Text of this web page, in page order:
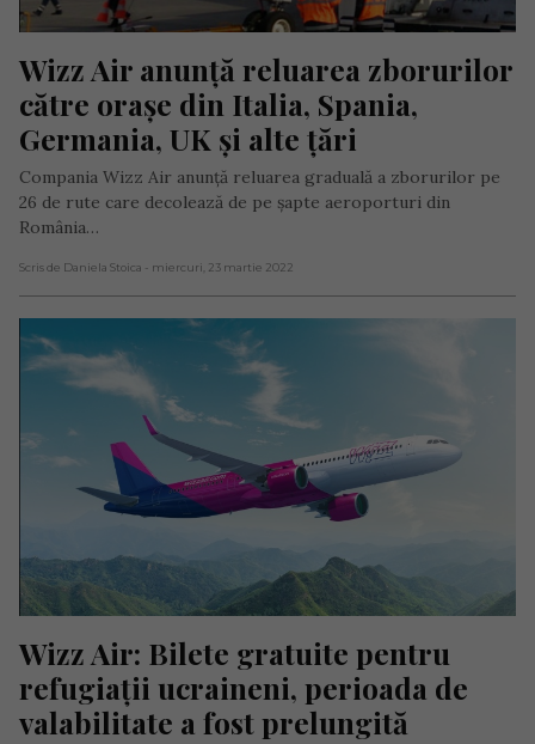
Wizz Air anunță reluarea zborurilor
către orașe din Italia, Spania,
Germania, UK și alte țări
Compania Wizz Air anunță reluarea graduală a zborurilor pe
26 de rute care decolează de pe șapte aeroporturi din
România…
Scris de Daniela Stoica - miercuri, 23 martie 2022
Wizz Air: Bilete gratuite pentru
refugiații ucraineni, perioada de
valabilitate a fost prelungită